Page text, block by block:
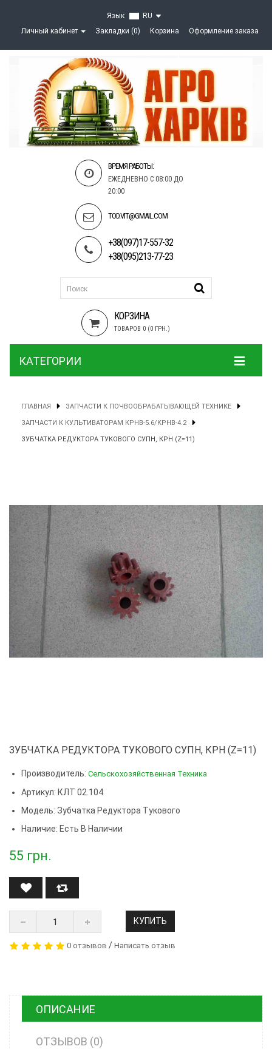
Язык
RU
Личный кабинет
Закладки (0) Корзина Оформление заказа
ВРЕМЯ РАБОТЫ:
ЕЖЕДНЕВНО С 08:00 ДО
20:00
TOD.VIT@GMAIL.COM
+38(097)17-557-32
+38(095)213-77-23
КОРЗИНА
ТОВАРОВ 0 (0 ГРН.)
КАТЕГОРИИ
ГЛАВНАЯ ЗАПЧАСТИ К ПОЧВООБРАБАТЫВАЮЩЕЙ ТЕХНИКЕ
ЗАПЧАСТИ К КУЛЬТИВАТОРАМ КРНВ-5.6/КРНВ-4.2
ЗУБЧАТКА РЕДУКТОРА ТУКОВОГО СУПН, КРН (Z=11)
ЗУБЧАТКА РЕДУКТОРА ТУКОВОГО СУПН, КРН (Z=11)
Производитель: Сельскохозяйственная Техника
Артикул: КЛТ 02.104
Модель: Зубчатка Редуктора Тукового
Наличие: Есть В Наличии
55 грн.
КУПИТЬ
0 отзывов / Написать отзыв
ОПИСАНИЕ
ОТЗЫВОВ (0)